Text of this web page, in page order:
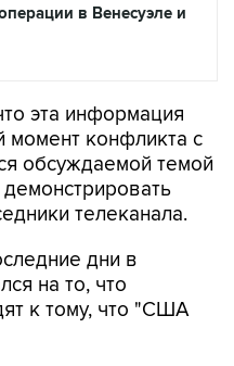
в Венесуэле и
эта информация
момент конфликта с
обсуждаемой темой
телеканала.
дни в
на то, что
к тому, что "США